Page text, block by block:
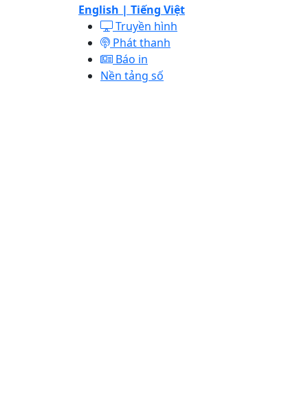
English | Tiếng Việt
Truyền hình
Phát thanh
Báo in
Nền tảng số